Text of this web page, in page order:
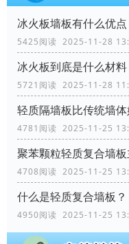
冰火板墙板有什么优点
5425阅读 2025-11-28
冰火板到底是什么材料
5721阅读 2025-11-28
轻质隔墙板比传统墙体
4781阅读 2025-11-25
聚苯颗粒轻质复合墙
4708阅读 2025-11-25
什么是轻质复合墙板？
4950阅读 2025-11-25